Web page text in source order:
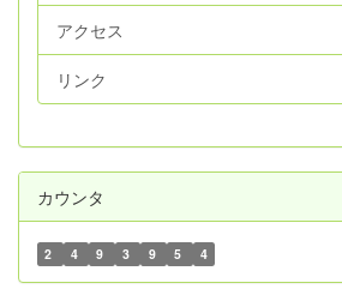
アクセス
リンク
カウンタ
2 4 9 3 9 5 4